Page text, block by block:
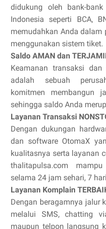
didukung oleh bank-
Indonesia seperti BCA,
memudahkan Anda dalam
menggunakan sistem tiket.
Saldo AMAN dan
Keamanan transaksi
adalah sebuah
komitmen membangun
sehingga saldo Anda
Layanan Transaksi
Dengan dukungan
dan software OtomaX
kualitasnya serta layanan
thalitapulsa.com
selama 24 jam sehari, 7
Layanan Komplain
Dengan beragamnya jalur
melalui SMS, chatting
maupun telpon langsung